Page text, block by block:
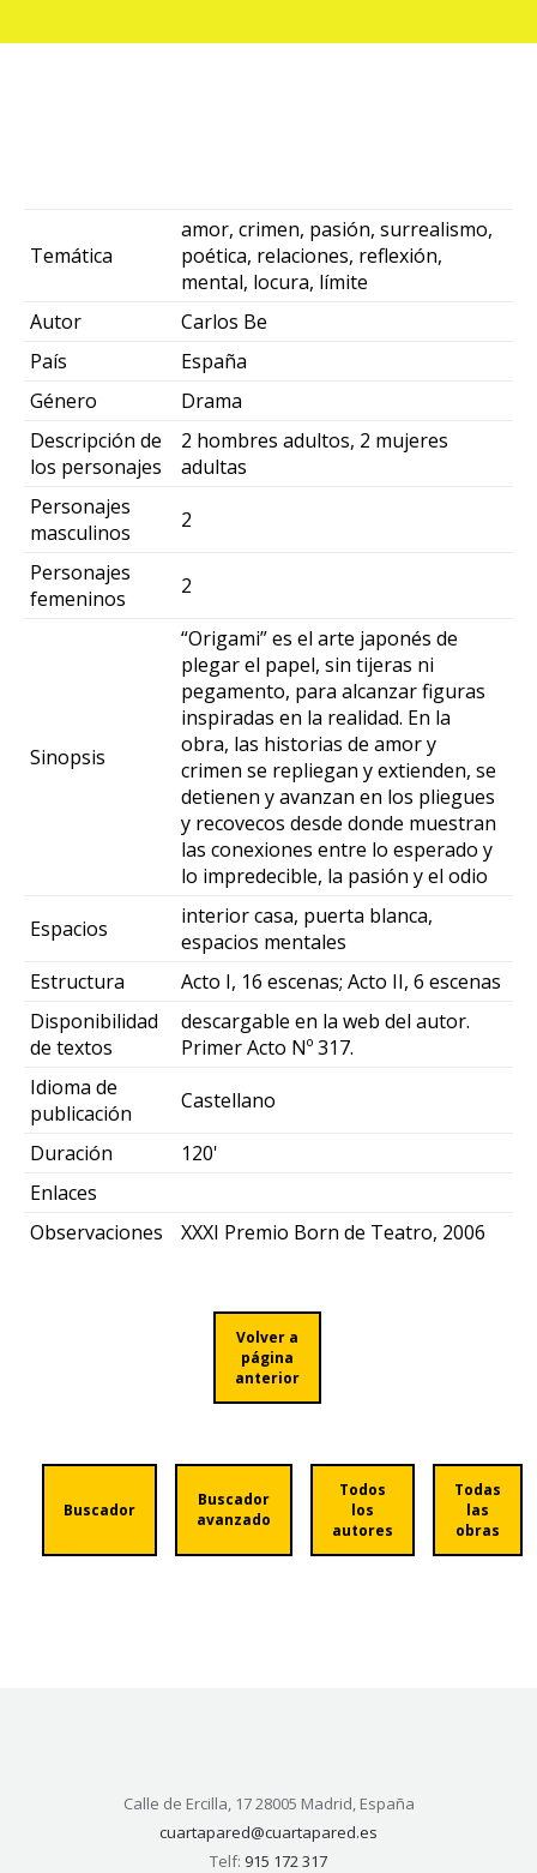
Temática
amor, crimen, pasión, surrealismo,
poética, relaciones, reflexión,
mental, locura, límite
Autor
Carlos Be
País
España
Género
Drama
Descripción de
los personajes
2 hombres adultos, 2 mujeres
adultas
Personajes
masculinos
2
Personajes
femeninos
2
Sinopsis
“Origami” es el arte japonés de
plegar el papel, sin tijeras ni
pegamento, para alcanzar figuras
inspiradas en la realidad. En la
obra, las historias de amor y
crimen se repliegan y extienden, se
detienen y avanzan en los pliegues
y recovecos desde donde muestran
las conexiones entre lo esperado y
lo impredecible, la pasión y el odio
Espacios
interior casa, puerta blanca,
espacios mentales
Estructura
Acto I, 16 escenas; Acto II, 6 escenas
Disponibilidad
de textos
descargable en la web del autor.
Primer Acto Nº 317.
Idioma de
publicación
Castellano
Duración
120'
Enlaces
Observaciones
XXXI Premio Born de Teatro, 2006
Volver a
página
anterior
Buscador
Buscador
avanzado
Todos
los
autores
Todas
las
obras
Calle de Ercilla, 17 28005 Madrid, España
cuartapared@cuartapared.es
Telf: 915 172 317